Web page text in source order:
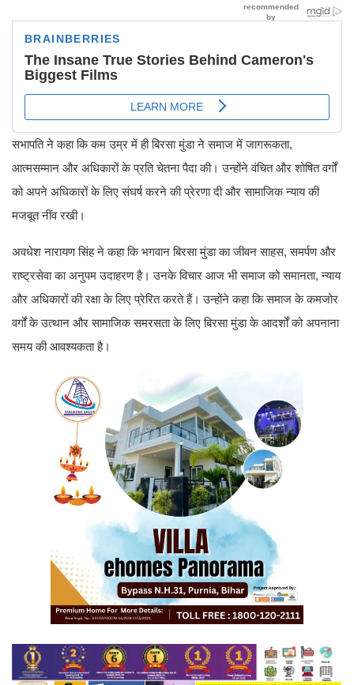
सभापति ने कहा कि कम उम्र में ही बिरसा मुंडा ने समाज में जागरूकता,
आत्मसम्मान और अधिकारों के प्रति चेतना पैदा की। उन्होंने वंचित और शोषित वर्गों
को अपने अधिकारों के लिए संघर्ष करने की प्रेरणा दी और सामाजिक न्याय की
मजबूत नींव रखी।
अवधेश नारायण सिंह ने कहा कि भगवान बिरसा मुंडा का जीवन साहस, समर्पण और
राष्ट्रसेवा का अनुपम उदाहरण है। उनके विचार आज भी समाज को समानता, न्याय
और अधिकारों की रक्षा के लिए प्रेरित करते हैं। उन्होंने कहा कि समाज के कमजोर
वर्गों के उत्थान और सामाजिक समरसता के लिए बिरसा मुंडा के आदर्शों को अपनाना
समय की आवश्यकता है।